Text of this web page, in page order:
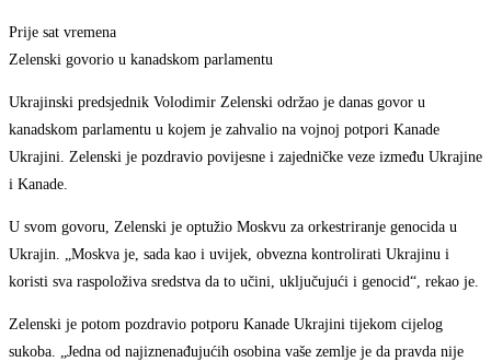
Prije sat vremena
Zelenski govorio u kanadskom parlamentu
Ukrajinski predsjednik Volodimir Zelenski održao je danas govor u
kanadskom parlamentu u kojem je zahvalio na vojnoj potpori Kanade
Ukrajini. Zelenski je pozdravio povijesne i zajedničke veze između Ukrajine
i Kanade.
U svom govoru, Zelenski je optužio Moskvu za orkestriranje genocida u
Ukrajin. „Moskva je, sada kao i uvijek, obvezna kontrolirati Ukrajinu i
koristi sva raspoloživa sredstva da to učini, uključujući i genocid“, rekao je.
Zelenski je potom pozdravio potporu Kanade Ukrajini tijekom cijelog
sukoba. „Jedna od najiznenađujućih osobina vaše zemlje je da pravda nije